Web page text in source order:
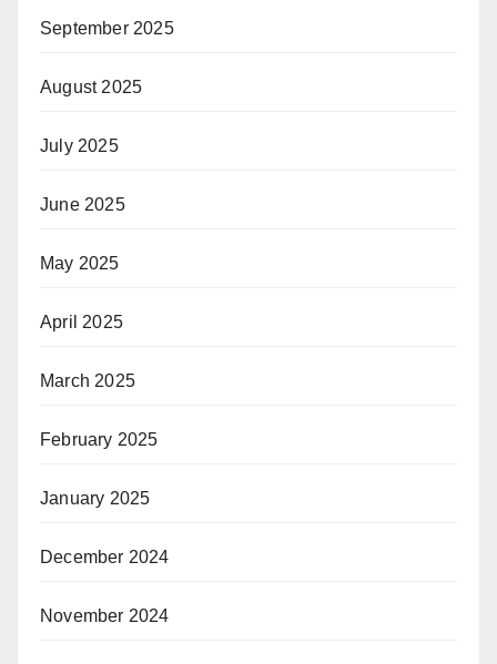
September 2025
August 2025
July 2025
June 2025
May 2025
April 2025
March 2025
February 2025
January 2025
December 2024
November 2024